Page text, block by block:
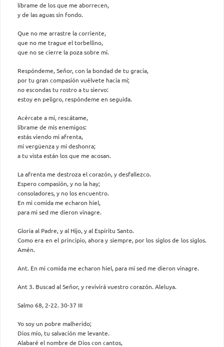
líbrame de los que me aborrecen,
y de las aguas sin fondo.
Que no me arrastre la corriente,
que no me trague el torbellino,
que no se cierre la poza sobre mí.
Respóndeme, Señor, con la bondad de tu gracia,
por tu gran compasión vuélvete hacia mí;
no escondas tu rostro a tu siervo:
estoy en peligro, respóndeme en seguida.
Acércate a mí, rescátame,
líbrame de mis enemigos:
estás viendo mi afrenta,
mi vergüenza y mi deshonra;
a tu vista están los que me acosan.
La afrenta me destroza el corazón, y desfallezco.
Espero compasión, y no la hay;
consoladores, y no los encuentro.
En mi comida me echaron hiel,
para mi sed me dieron vinagre.
Gloria al Padre, y al Hijo, y al Espíritu Santo.
Como era en el principio, ahora y siempre, por los siglos de los siglos.
Amén.
Ant. En mi comida me echaron hiel, para mi sed me dieron vinagre.
Ant 3. Buscad al Señor, y revivirá vuestro corazón. Aleluya.
Salmo 68, 2-22. 30-37 III
Yo soy un pobre malherido;
Dios mío, tu salvación me levante.
Alabaré el nombre de Dios con cantos,